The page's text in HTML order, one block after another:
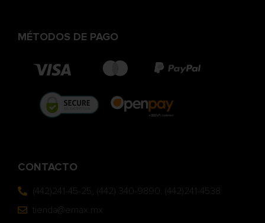
MÉTODOS DE PAGO
CONTACTO
(442)241-45-25, (442) 340-9890, (442)241-4538
tienda@emax.mx